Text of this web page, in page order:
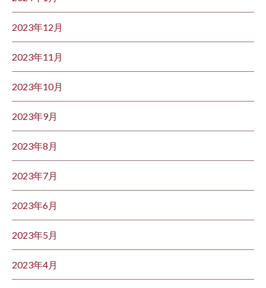
2023年12月
2023年11月
2023年10月
2023年9月
2023年8月
2023年7月
2023年6月
2023年5月
2023年4月